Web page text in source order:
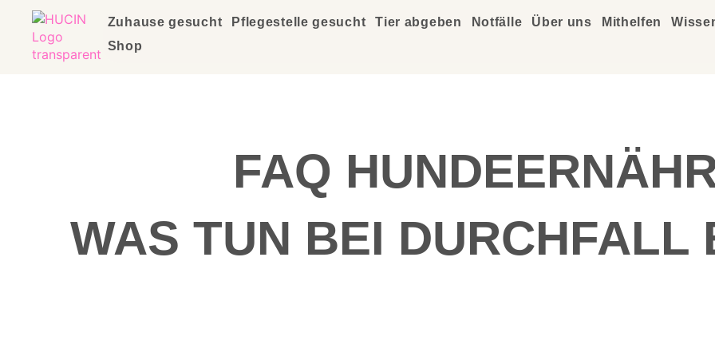
Zuhause gesucht Pflegestelle gesucht Tier abgeben Notfälle Über uns Mithelfen
Shop
FAQ
WAS TUN BEI DURCHFALL